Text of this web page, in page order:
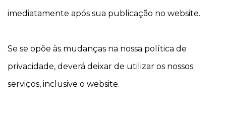
imediatamente após sua publicação no website.
Se se opõe às mudanças na nossa política de
privacidade, deverá deixar de utilizar os nossos
serviços, inclusive o website.